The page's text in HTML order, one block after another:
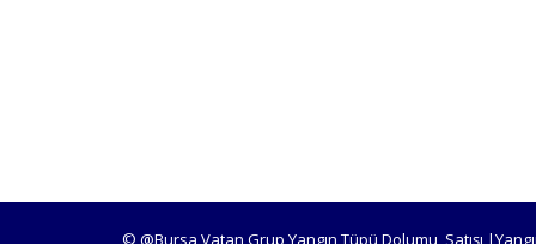
© @Bursa Vatan Grup Yangın Tüpü Dolumu, Satışı